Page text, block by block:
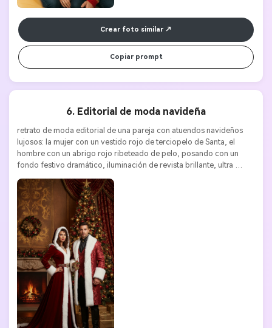
Crear foto similar
Copiar prompt
6. Editorial de moda navideña
retrato de moda editorial de una pareja con atuendos navideños
lujosos: la mujer con un vestido rojo de terciopelo de Santa, el
hombre con un abrigo rojo ribeteado de pelo, posando con un
fondo festivo dramático, iluminación de revista brillante, ultra
detallado, 8k